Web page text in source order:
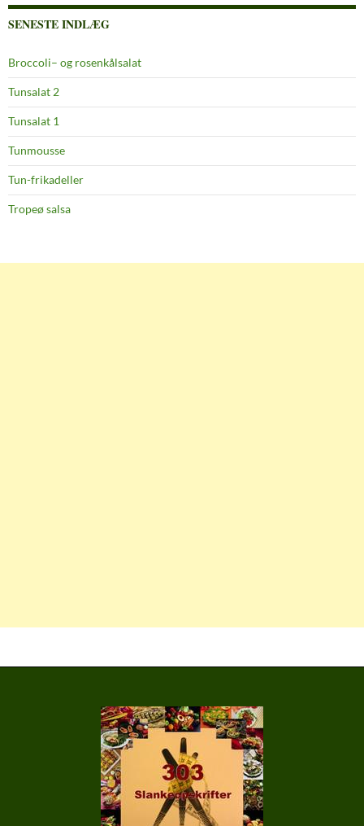
SENESTE INDLÆG
Broccoli– og rosenkålsalat
Tunsalat 2
Tunsalat 1
Tunmousse
Tun-frikadeller
Tropeø salsa